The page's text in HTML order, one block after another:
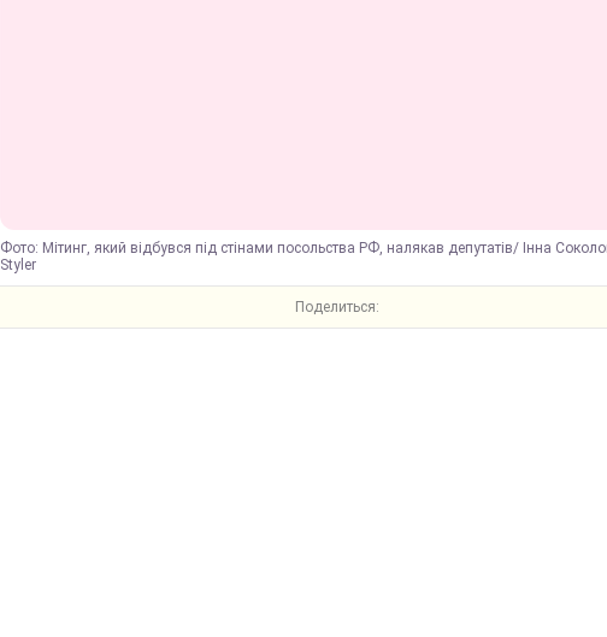
Фото: Мітинг, який відбувся під стінами посольства РФ, налякав депутатів/ Інна
Styler
Поделиться: